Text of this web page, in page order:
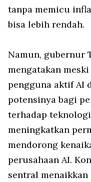
tanpa memicu
bisa lebih rendah.
Namun, gubernur
mengatakan
pengguna aktif AI
potensinya bagi
terhadap
meningkatkan
mendorong
perusahaan AI.
sentral